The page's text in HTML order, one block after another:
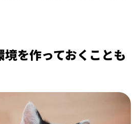
を作っておくことも